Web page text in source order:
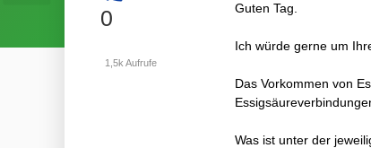
+
0
1,5k Aufrufe
Guten Tag.
Ich würde gerne um
Das Vorkommen von
Was ist unter der